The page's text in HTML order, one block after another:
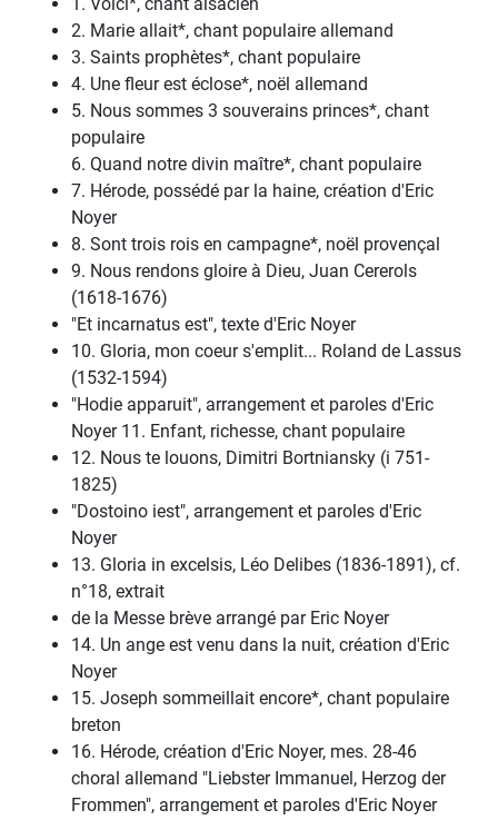
1. Voici*, chant alsacien
2. Marie allait*, chant populaire allemand
3. Saints prophètes*, chant populaire
4. Une fleur est éclose*, noël allemand
5. Nous sommes 3 souverains princes*, chant
populaire
6. Quand notre divin maître*, chant populaire
7. Hérode, possédé par la haine, création d'Eric
Noyer
8. Sont trois rois en campagne*, noël provençal
9. Nous rendons gloire à Dieu, Juan Cererols
(1618-1676)
"Et incarnatus est", texte d'Eric Noyer
10. Gloria, mon coeur s'emplit... Roland de Lassus
(1532-1594)
"Hodie apparuit", arrangement et paroles d'Eric
Noyer 11. Enfant, richesse, chant populaire
12. Nous te louons, Dimitri Bortniansky (i 751-
1825)
"Dostoino iest", arrangement et paroles d'Eric
Noyer
13. Gloria in excelsis, Léo Delibes (1836-1891), cf.
n°18, extrait
de la Messe brève arrangé par Eric Noyer
14. Un ange est venu dans la nuit, création d'Eric
Noyer
15. Joseph sommeillait encore*, chant populaire
breton
16. Hérode, création d'Eric Noyer, mes. 28-46
choral allemand "Liebster Immanuel, Herzog der
Frommen", arrangement et paroles d'Eric Noyer